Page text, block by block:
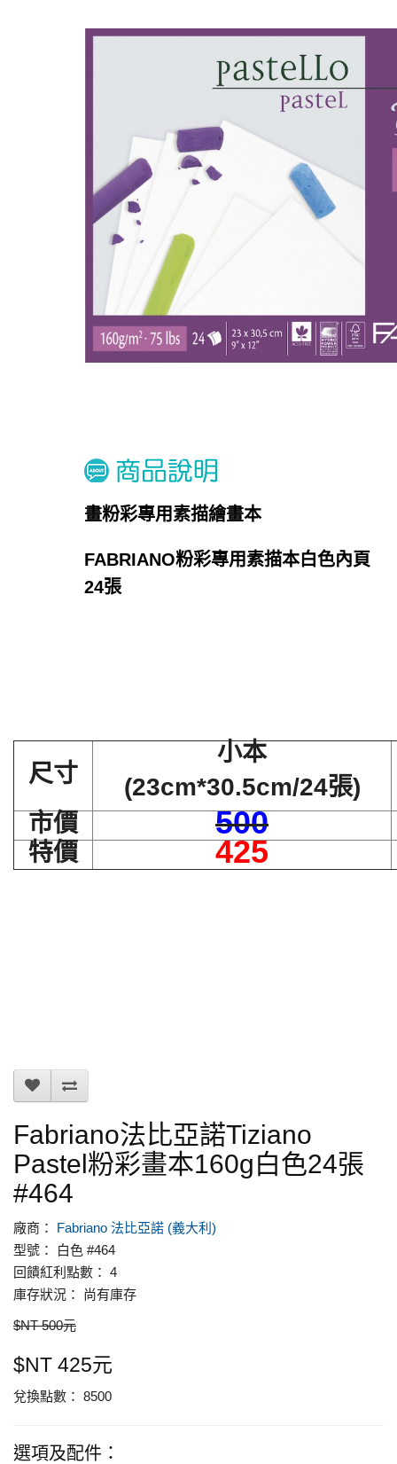
畫粉彩專用素描繪畫本
FABRIANO粉彩專用素描本白色內頁
24張
尺寸
小本
(23cm*30.5cm/24張)
市價
500
特價 425
Fabriano法比亞諾Tiziano
Pastel粉彩畫本160g白色24張
#464
廠商： Fabriano 法比亞諾 (義大利)
型號： 白色 #464
回饋紅利點數： 4
庫存狀況： 尚有庫存
$NT 500元
$NT 425元
兌換點數： 8500
選項及配件：